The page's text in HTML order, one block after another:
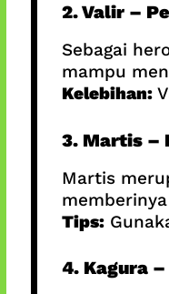
2. Valir –
Sebagai
mampu
Kelebihan:
3. Martis –
Martis
Tips:
4. Kagura